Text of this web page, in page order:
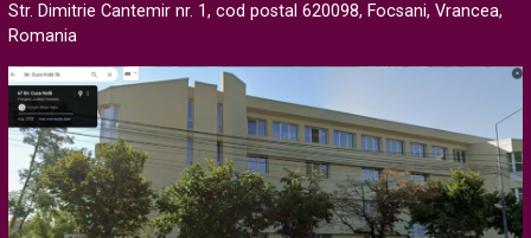
Str. Dimitrie Cantemir nr. 1, cod postal 620098, Focsani, Vrancea,
Romania